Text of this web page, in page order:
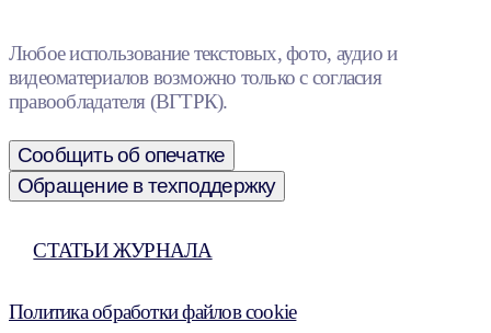
Любое использование текстовых, фото, аудио и
видеоматериалов возможно только с согласия
правообладателя (ВГТРК).
Сообщить об опечатке
Обращение в техподдержку
СТАТЬИ ЖУРНАЛА
Политика обработки файлов cookie